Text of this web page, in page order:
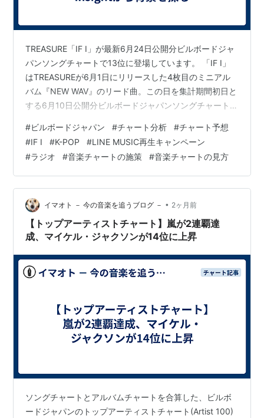
TREASURE「IF I」が最新6月24日公開分ビルボードジャ
パンソングチャートで13位に登場しています。 「IF I」
はTREASUREが6月1日にリリースした4枚目のミニアル
バム『NEW WAV』のリード曲。この日を集計期間初日と
する6月10日公開分ビルボードジャパンソングチャートで
るのですが、CHART insightからは気になる点が浮かんで
きます。
#ビルボードジャパン #チャート分析 #チャート予想
#IF I #K-POP #LINE MUSIC再生キャンペーン
#ラジオ #音楽チャートの施策 #音楽チャートの見方
イマオト － 今の音楽を追うブログ － • 2ヶ月前
【トップアーティストチャート】嵐が2連覇達
成、マイケル・ジャクソンが14位に上昇
ソングチャートとアルバムチャートを合算した、ビルボ
ードジャパンのトップアーティストチャート(Artist 100)